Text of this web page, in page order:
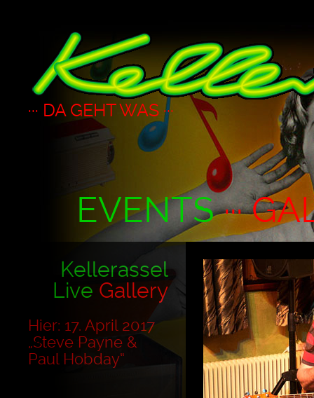
··· DA GEHT WAS ···
EVENTS···
Kellerassel
Live Gallery
Hier: 17. April 2017
„Steve Payne &
Paul Hobday“